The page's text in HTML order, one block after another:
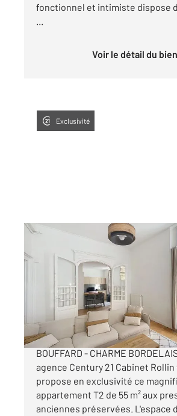
fonctionnel et intimiste dispose
...
Voir le détail du bien
Exclusivité
, 2 pièces
Ref : 26541
Appartement T2 à vendre
345 000 €
BORDEAUX - T2 - HYPER
BOUFFARD - CHARME
agence Century 21 Cabinet Rollin
propose en exclusivité ce
appartement T2 de 55 m² aux
anciennes préservées. L'espace